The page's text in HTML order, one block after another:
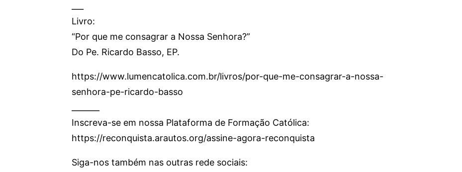
Livro:
“Por que me consagrar a Nossa Senhora?”
Do Pe. Ricardo Basso, EP.
https://www.lumencatolica.com.br/livros/por-que-me-consagrar-a-nossa-
senhora-pe-ricardo-basso
Inscreva-se em nossa Plataforma de Formação Católica:
https://reconquista.arautos.org/assine-agora-reconquista
Siga-nos também nas outras rede sociais: